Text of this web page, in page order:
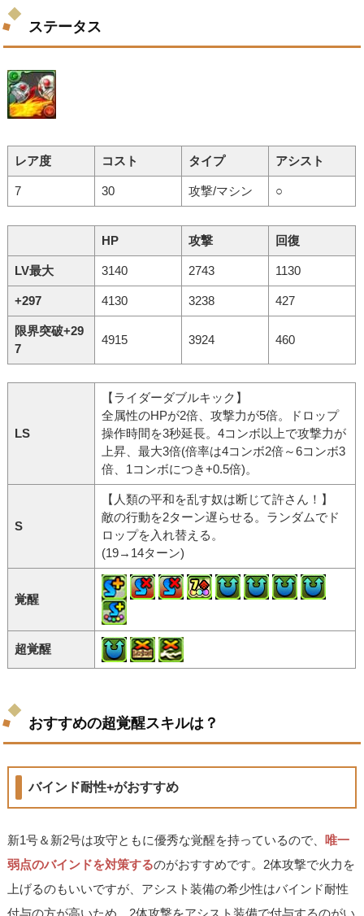
ステータス
レア度 コスト タイプ アシスト
7 30 攻撃/マシン ○
HP 攻撃 回復
LV最大 3140 2743 1130
+297 4130 3238 427
限界突破+29
7
4915 3924 460
LS
【ライダーダブルキック】
全属性のHPが2倍、攻撃力が5倍。ドロップ
操作時間を3秒延長。4コンボ以上で攻撃力が
上昇、最大3倍(倍率は4コンボ2倍～6コンボ3
倍、1コンボにつき+0.5倍)。
S
【人類の平和を乱す奴は断じて許さん！】
敵の行動を2ターン遅らせる。ランダムでド
ロップを入れ替える。
(19→14ターン)
覚醒
超覚醒
おすすめの超覚醒スキルは？
バインド耐性+がおすすめ
新1号＆新2号は攻守ともに優秀な覚醒を持っているので、 唯一
弱点のバインドを対策するのがおすすめです。2体攻撃で火力を
上げるのもいいですが、アシスト装備の希少性はバインド耐性
付与の方が高いため、2体攻撃をアシスト装備で付与するのがい